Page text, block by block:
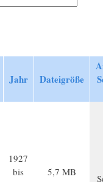
Jahr Dateigröße
1927
bis
5,7 MB